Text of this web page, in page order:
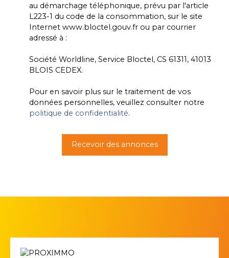
au démarchage téléphonique, prévu par l'article
L223-1 du code de la consommation, sur le site
Internet www.bloctel.gouv.fr ou par courrier
adressé à :
Société Worldline, Service Bloctel, CS 61311, 41013
BLOIS CEDEX.
Pour en savoir plus sur le traitement de vos
données personnelles, veuillez consulter notre
politique de confidentialité.
Recevoir des annonces